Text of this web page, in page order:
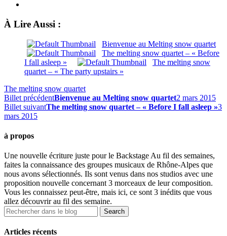
À Lire Aussi :
Bienvenue au Melting snow quartet
The melting snow quartet – « Before
I fall asleep »
The melting snow
quartet – « The party upstairs »
The melting snow quartet
Billet précédentBienvenue au Melting snow quartet2 mars 2015
Billet suivantThe melting snow quartet – « Before I fall asleep »3
mars 2015
à propos
Une nouvelle écriture juste pour le Backstage Au fil des semaines,
faites la connaissance des groupes musicaux de Rhône-Alpes que
nous avons sélectionnés. Ils sont venus dans nos studios avec une
proposition nouvelle concernant 3 morceaux de leur composition.
Vous les connaissez peut-être, mais ici, ce sont 3 inédits que vous
allez découvrir au fil des semaine.
Articles récents